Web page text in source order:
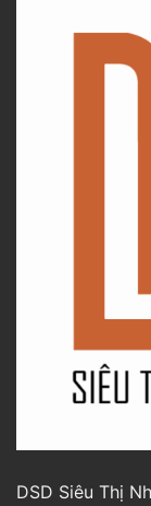
DSD Siêu Thị